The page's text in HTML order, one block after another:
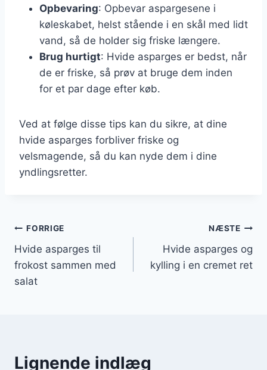
Opbevaring: Opbevar aspargesene i
køleskabet, helst stående i en skål med lidt
vand, så de holder sig friske længere.
Brug hurtigt: Hvide asparges er bedst, når
de er friske, så prøv at bruge dem inden
for et par dage efter køb.
Ved at følge disse tips kan du sikre, at dine
hvide asparges forbliver friske og
velsmagende, så du kan nyde dem i dine
yndlingsretter.
Indlægsnavigation
FORRIGE
Hvide asparges til
frokost sammen med
salat
NÆSTE
Hvide asparges og
kylling i en cremet ret
Lignende indlæg